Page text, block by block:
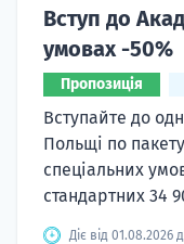
Вступ до
умовах -50%
Пропозиція
Вступайте до
Польщі по
спеціальних
стандартних 34
Діє від 01.08.2026